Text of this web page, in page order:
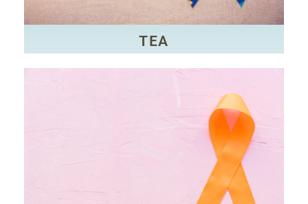
TEA
capacidade de foco e aprendizagem, podendo ser
acompanhado de comportamentos hiperativos e
impulsivos. O TDAH geralmente começa a ser
identificado na fase escolar, quando os sintomas
podem se mostrar de forma mais clara na criança.
CLIQUE AQUI